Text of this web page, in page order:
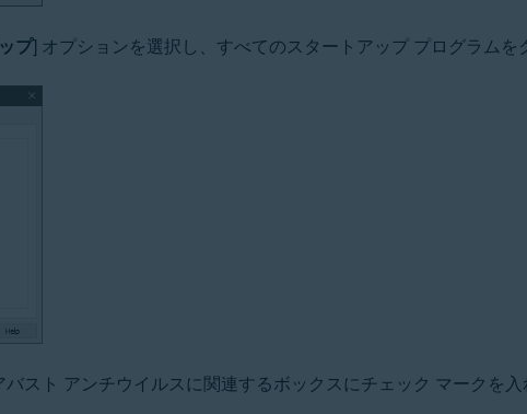
プ] オプションを選択し、すべてのスタートアップ プログラムを
スト アンチウイルスに関連するボックスにチェック マークを入